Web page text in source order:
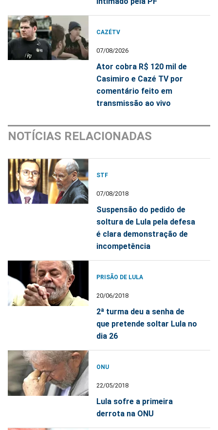
CAZÉTV
07/08/2026
Ator cobra R$ 120 mil de
Casimiro e Cazé TV por
comentário feito em
transmissão ao vivo
NOTÍCIAS RELACIONADAS
STF
07/08/2018
Suspensão do pedido de
soltura de Lula pela defesa
é clara demonstração de
incompetência
PRISÃO DE LULA
20/06/2018
2ª turma deu a senha de
que pretende soltar Lula no
dia 26
ONU
22/05/2018
Lula sofre a primeira
derrota na ONU